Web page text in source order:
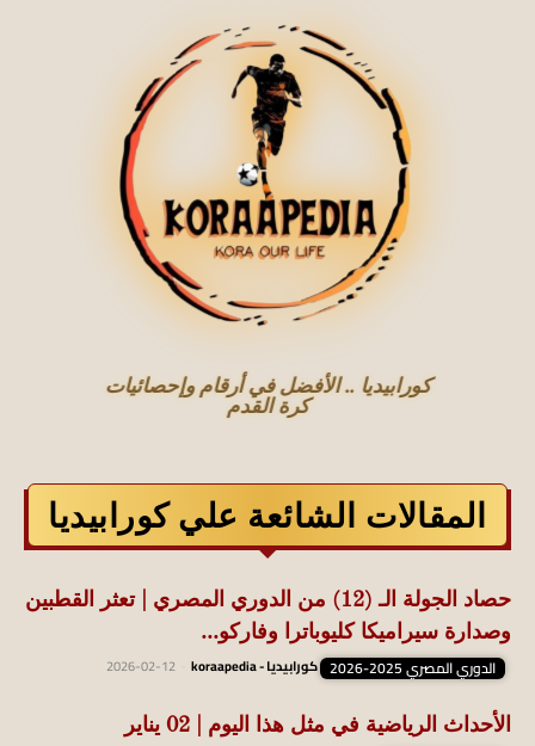
كورابيديا .. الأفضل في أرقام وإحصائيات
كرة القدم
المقالات الشائعة علي كورابيديا
حصاد الجولة الـ (12) من الدوري المصري | تعثر القطبين
وصدارة سيراميكا كليوباترا وفاركو...
الدوري المصري 2025-2026 كورابيديا - koraapedia 2026-02-12
الأحداث الرياضية في مثل هذا اليوم | 02 يناير